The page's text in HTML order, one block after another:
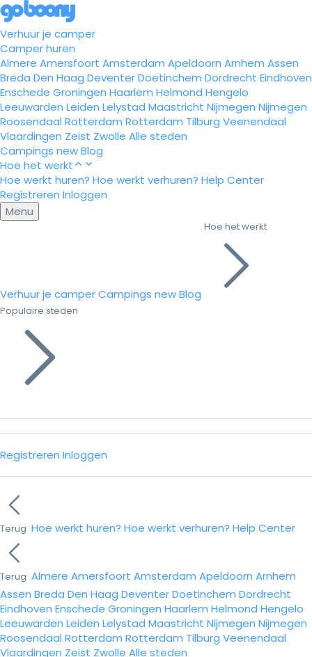
Verhuur je camper
Camper huren
Almere Amersfoort Amsterdam Apeldoorn Arnhem Assen
Breda Den Haag DeventerDoetinchem Dordrecht Eindhoven
Enschede Groningen Haarlem Helmond Hengelo
Leeuwarden Leiden Lelystad Maastricht Nijmegen Nijmegen
Roosendaal Rotterdam Rotterdam Tilburg Veenendaal
Vlaardingen Zeist Zwolle Alle steden
Campings newBlog
Hoe het werkt
Hoe werkt huren? Hoe werkt verhuren? Help Center
Registreren Inloggen
Menu
Verhuur je camperCampings newBlog
Hoe het werkt
Populaire steden
Registreren Inloggen
Terug Hoe werkt huren? Hoe werkt verhuren? Help Center
Terug Almere Amersfoort Amsterdam Apeldoorn Arnhem
Assen Breda Den Haag DeventerDoetinchem Dordrecht
Eindhoven Enschede Groningen Haarlem Helmond Hengelo
Leeuwarden Leiden Lelystad Maastricht Nijmegen Nijmegen
Roosendaal Rotterdam Rotterdam Tilburg Veenendaal
Vlaardingen Zeist Zwolle Alle steden